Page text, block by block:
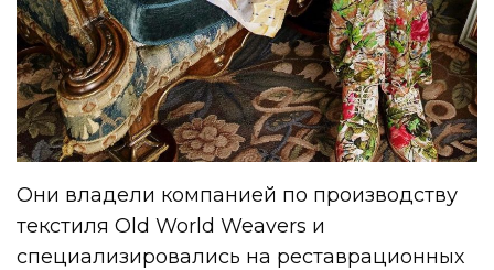
Они владели компанией по производству
текстиля Old World Weavers и
специализировались на реставрационных